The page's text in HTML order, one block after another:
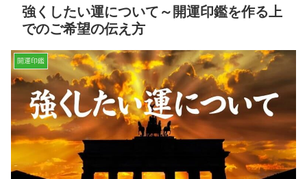
強くしたい運について～開運印鑑を作る上
でのご希望の伝え方
開運印鑑